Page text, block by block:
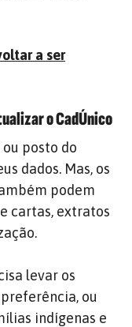
a ser
o CadÚnico
posto do
dados. Mas, os
podem
cartas, extratos
levar os
ou
indígenas e